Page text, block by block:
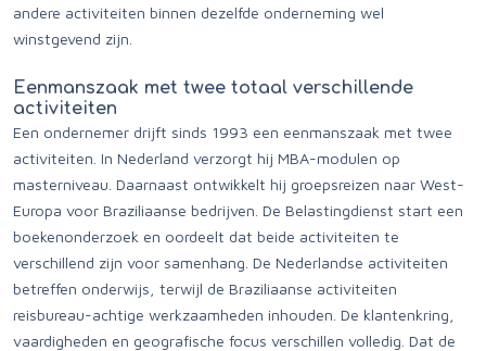
andere activiteiten binnen dezelfde onderneming wel
winstgevend zijn.
Eenmanszaak met twee totaal verschillende
activiteiten
Een ondernemer drijft sinds 1993 een eenmanszaak met twee
activiteiten. In Nederland verzorgt hij MBA-modulen op
masterniveau. Daarnaast ontwikkelt hij groepsreizen naar West-
Europa voor Braziliaanse bedrijven. De Belastingdienst start een
boekenonderzoek en oordeelt dat beide activiteiten te
verschillend zijn voor samenhang. De Nederlandse activiteiten
betreffen onderwijs, terwijl de Braziliaanse activiteiten
reisbureau-achtige werkzaamheden inhouden. De klantenkring,
vaardigheden en geografische focus verschillen volledig. Dat de